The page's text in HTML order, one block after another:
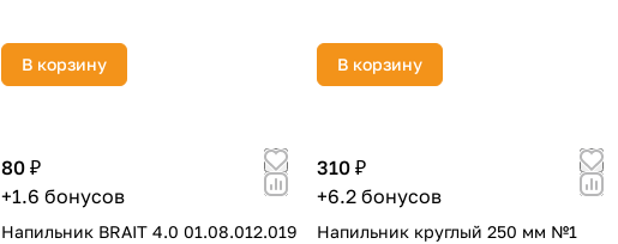
В корзину В корзину
80 ₽
+1.6 бонусов
Напильник BRAIT 4.0 01.08.012.019
310 ₽
+6.2 бонусов
Напильник круглый 250 мм №1